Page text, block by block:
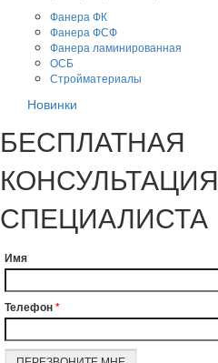
Фанера ФК
Фанера ФСФ
Фанера ламинированная
ОСБ
Стройматериалы
Новинки
БЕСПЛАТНАЯ
КОНСУЛЬТАЦИЯ
СПЕЦИАЛИСТА
Имя
Телефон*